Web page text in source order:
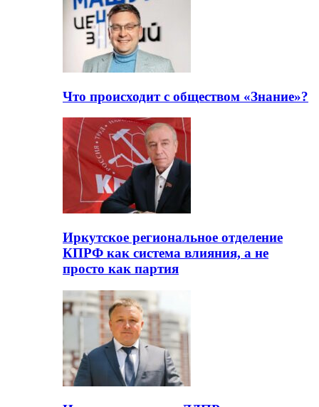
Что происходит с обществом «Знание»?
Иркутское региональное отделение
КПРФ как система влияния, а не
просто как партия